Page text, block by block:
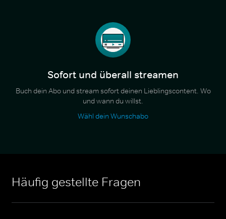
Sofort und überall streamen
Buch dein Abo und stream sofort deinen Lieblingscontent. Wo
und wann du willst.
Wähl dein Wunschabo
Häufig gestellte Fragen